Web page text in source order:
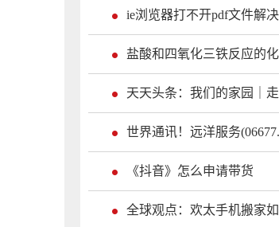
ie浏览器打不开pdf文件解
盐酸和四氧化三铁反应的
天天头条：我们的家园｜
世界通讯！远洋服务
《抖音》怎么申请带货
全球观点：欢太手机搬家